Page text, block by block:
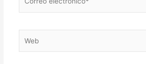
electrónico*